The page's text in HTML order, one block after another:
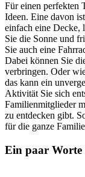
Für einen perfekten
Ideen. Eine davon
einfach eine Decke,
Sie die Sonne und
Sie auch eine
Dabei können Sie
verbringen. Oder
das kann ein
Aktivität Sie sich
Familienmitglieder
zu entdecken gibt.
für die ganze
Ein paar Worte